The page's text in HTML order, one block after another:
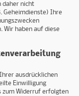
daher nicht
Geheimdienste) Ihre
Wir haben auf diese
ausdrücklichen
Einwilligung
zum Widerruf erfolgten